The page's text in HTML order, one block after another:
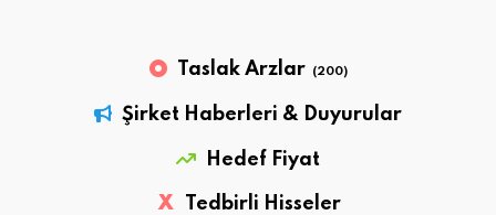
Taslak Arzlar (200)
Şirket Haberleri & Duyurular
Hedef Fiyat
X Tedbirli Hisseler